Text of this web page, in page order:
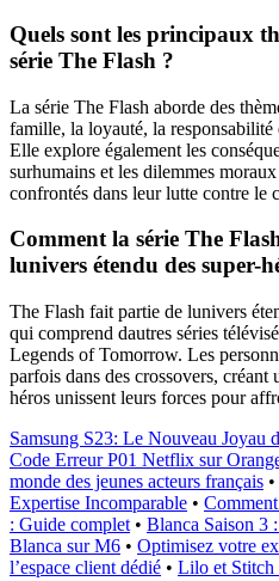
Quels sont les principaux
série The Flash ?
La série The Flash aborde des
famille, la loyauté, la
Elle explore également les
surhumains et les dilemmes
confrontés dans leur lutte contre le
Comment la série The
lunivers étendu des super-
The Flash fait partie de lunivers
qui comprend dautres séries
Legends of Tomorrow. Les
parfois dans des crossovers,
héros unissent leurs forces pour
Samsung S23: Le Nouveau Joyau
Code Erreur P01 Netflix sur
monde des jeunes acteurs français •
Expertise Incomparable •
: Guide complet • Blanca Saison 3
Blanca sur M6 • Optimisez votre
l’espace client dédié • Lilo et Stitch